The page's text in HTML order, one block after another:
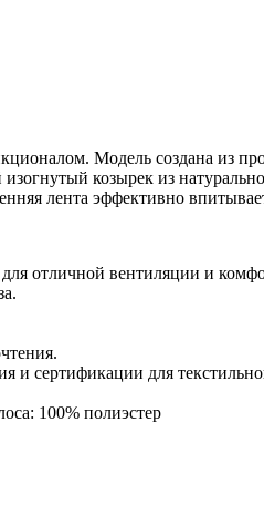
Модель создана из
козырек из
лента эффективно
отличной вентиляции и
сертификации для
100% полиэстер